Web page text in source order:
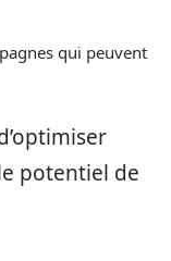
qui peuvent
potentiel de